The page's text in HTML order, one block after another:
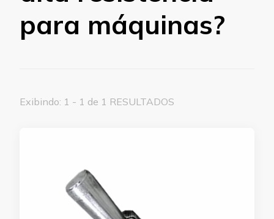
para máquinas?
Exibindo: 1 - 1 de 1 RESULTADOS